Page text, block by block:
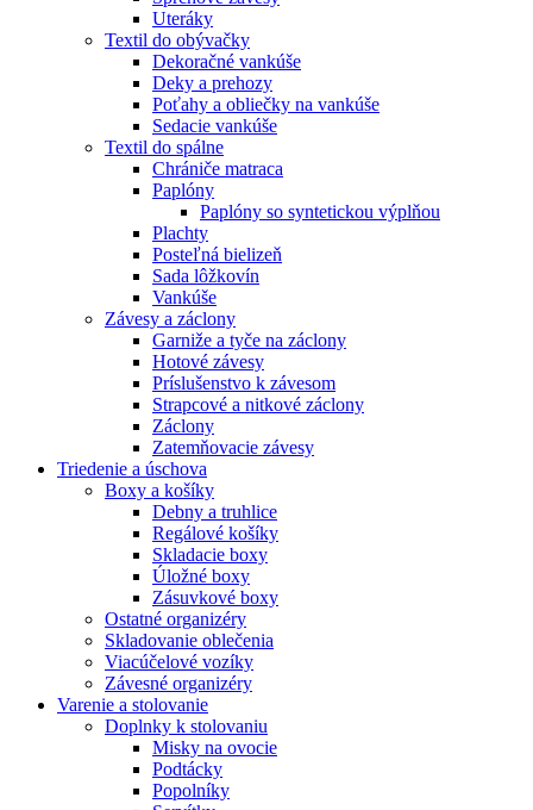
Uteráky
Textil do obývačky
Dekoračné vankúše
Deky a prehozy
Poťahy a obliečky na vankúše
Sedacie vankúše
Textil do spálne
Chrániče matraca
Paplóny
Paplóny so syntetickou výplňou
Plachty
Posteľná bielizeň
Sada lôžkovín
Vankúše
Závesy a záclony
Garniže a tyče na záclony
Hotové závesy
Príslušenstvo k závesom
Strapcové a nitkové záclony
Záclony
Zatemňovacie závesy
Triedenie a úschova
Boxy a košíky
Debny a truhlice
Regálové košíky
Skladacie boxy
Úložné boxy
Zásuvkové boxy
Ostatné organizéry
Skladovanie oblečenia
Viacúčelové vozíky
Závesné organizéry
Varenie a stolovanie
Doplnky k stolovaniu
Misky na ovocie
Podtácky
Popolníky